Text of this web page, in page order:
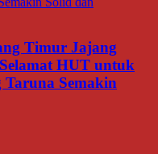
Timur Jajang
HUT untuk
Semakin